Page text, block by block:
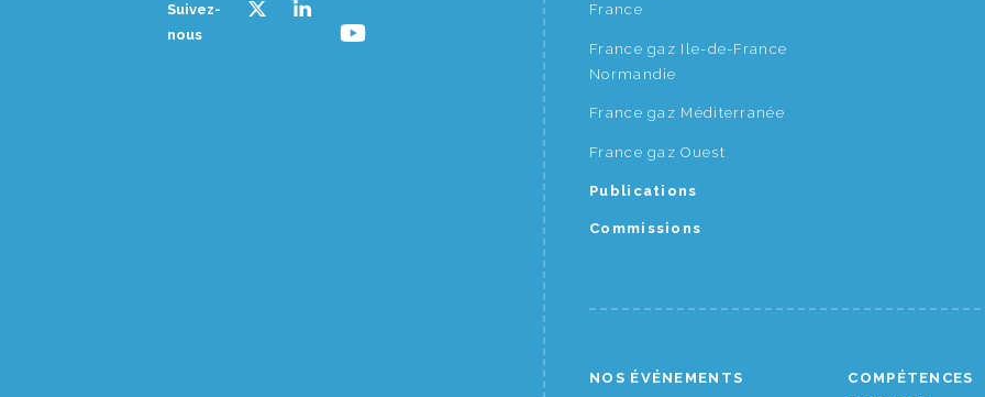
Suivez-
nous
France
France gaz Ile-de-France
Normandie
France gaz Méditerranée
France gaz Ouest
Publications
Commissions
NOS ÉVÉNEMENTS
COMPÉTENCES